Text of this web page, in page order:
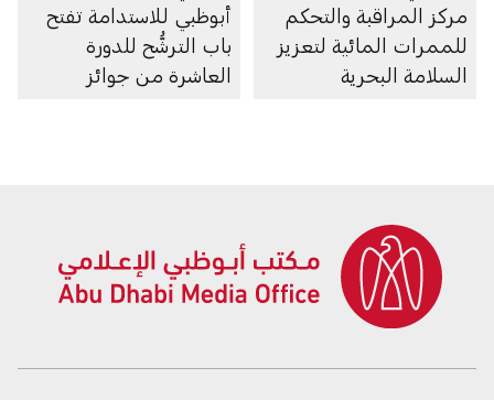
مركز المراقبة والتحكم
للممرات المائية لتعزيز
السلامة البحرية
أبوظبي للاستدامة تفتح
باب الترشُّح للدورة
العاشرة من جوائز